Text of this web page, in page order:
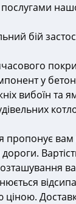
бій
у
вибоїн та
пропонує вам
ціною.